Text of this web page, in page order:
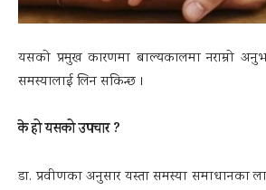
यसको प्रमुख कारणमा बाल्यकालमा नराम्रो
समस्यालाई लिन सकिन्छ ।
के हो यसको उपचार ?
डा. प्रवीणका अनुसार यस्ता समस्या समाधानका